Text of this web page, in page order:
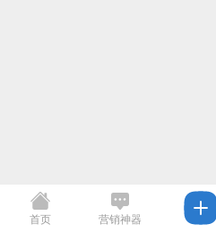
首页 营销神器